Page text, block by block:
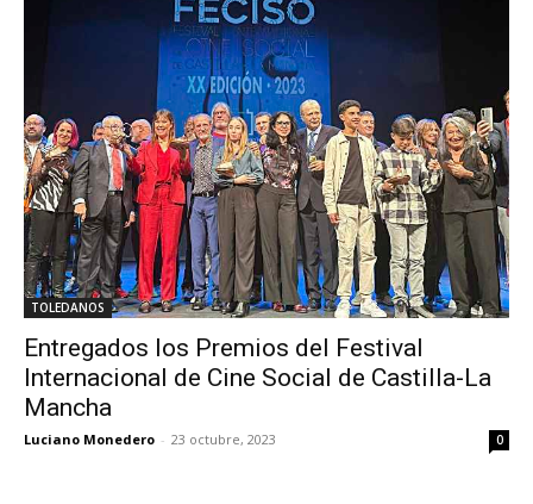
TOLEDANOS
Entregados los Premios del Festival
Internacional de Cine Social de Castilla-La
Mancha
Luciano Monedero - 23 octubre, 2023 0